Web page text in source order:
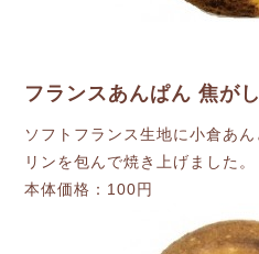
フランスあんぱん 焦が
ソフトフランス生地に小倉あ
リンを包んで焼き上げました。
本体価格：100円